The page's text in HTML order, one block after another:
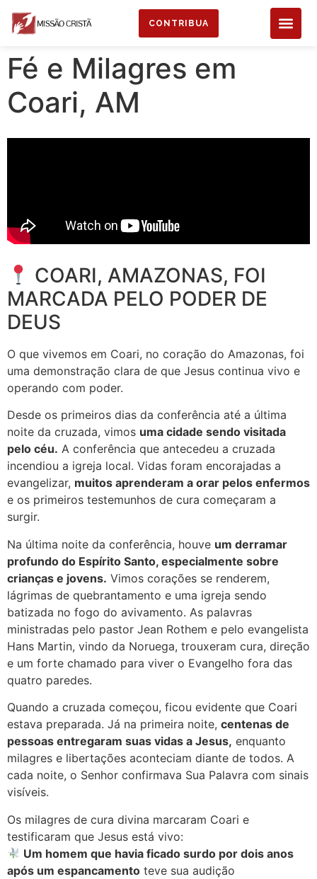
CONTRIBUA
Fé e Milagres em
Coari, AM
COARI, AMAZONAS, FOI
MARCADA PELO PODER DE
DEUS
O que vivemos em Coari, no coração do Amazonas, foi
uma demonstração clara de que Jesus continua vivo e
operando com poder.
Desde os primeiros dias da conferência até a última
noite da cruzada, vimos uma cidade sendo visitada
pelo céu. A conferência que antecedeu a cruzada
incendiou a igreja local. Vidas foram encorajadas a
evangelizar, muitos aprenderam a orar pelos enfermos
e os primeiros testemunhos de cura começaram a
surgir.
Na última noite da conferência, houve um derramar
profundo do Espírito Santo, especialmente sobre
crianças e jovens. Vimos corações se renderem,
lágrimas de quebrantamento e uma igreja sendo
batizada no fogo do avivamento. As palavras
ministradas pelo pastor Jean Rothem e pelo evangelista
Hans Martin, vindo da Noruega, trouxeram cura, direção
e um forte chamado para viver o Evangelho fora das
quatro paredes.
Quando a cruzada começou, ficou evidente que Coari
estava preparada. Já na primeira noite, centenas de
pessoas entregaram suas vidas a Jesus, enquanto
milagres e libertações aconteciam diante de todos. A
cada noite, o Senhor confirmava Sua Palavra com sinais
visíveis.
Os milagres de cura divina marcaram Coari e
testificaram que Jesus está vivo:
Um homem que havia ficado surdo por dois anos
após um espancamento teve sua audição